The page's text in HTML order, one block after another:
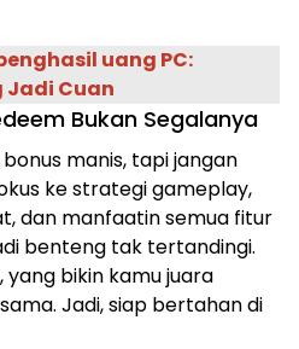
uang PC:
Jadi Cuan
Bukan Segalanya
manis, tapi jangan
ke strategi gameplay,
dan manfaatin semua fitur
benteng tak tertandingi.
yang bikin kamu juara
Jadi, siap bertahan di